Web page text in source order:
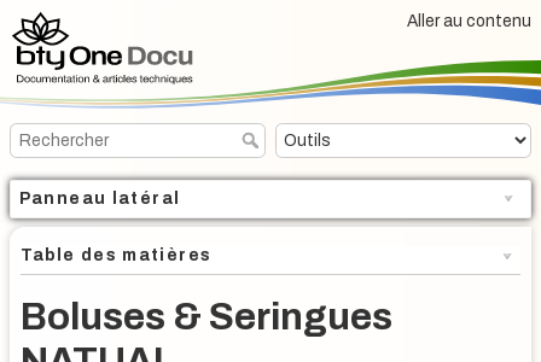
Aller au contenu
Panneau latéral
Table des matières
Boluses & Seringues